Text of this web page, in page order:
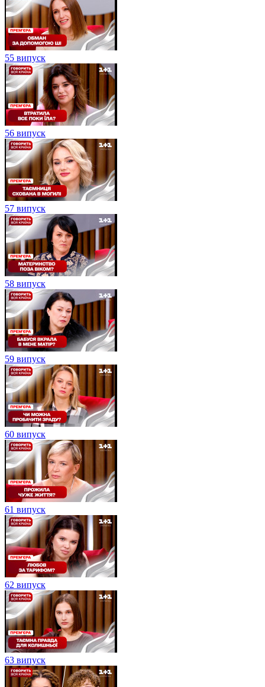
55 випуск
56 випуск
57 випуск
58 випуск
59 випуск
60 випуск
61 випуск
62 випуск
63 випуск